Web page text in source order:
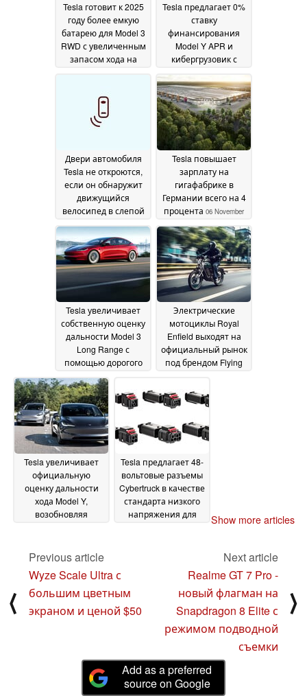
Tesla готовит к 2025
году более емкую
батарею для Model 3
RWD с увеличенным
запасом хода на
Tesla предлагает 0%
ставку
финансирования
Model Y APR и
кибергрузовик с
налогом на роскошь
в Канаде06 November
2024
Двери автомобиля
Tesla не откроются,
если он обнаружит
движущийся
велосипед в слепой
зоне автомобиля06
November 2024
Tesla повышает
зарплату на
гигафабрике в
Германии всего на 4
процента 06 November
2024
Tesla увеличивает
собственную оценку
дальности Model 3
Long Range с
помощью дорогого
комплекта колес
November 2024
Электрические
мотоциклы Royal
Enfield выходят на
официальный рынок
под брендом Flying
фьючерсным
дизайном06 November
Tesla увеличивает
официальную
оценку дальности
хода Model Y,
возобновляя
Tesla предлагает 48-
вольтовые разъемы
Cybertruck в качестве
стандарта низкого
напряжения для
Show more articles
⟨
Previous article
Wyze Scale Ultra с
большим цветным
экраном и ценой $50
Next article
Realme GT 7 Pro -
новый флагман на
Snapdragon 8 Elite с
режимом подводной
съемки
⟩
Add as a preferred
source on Google